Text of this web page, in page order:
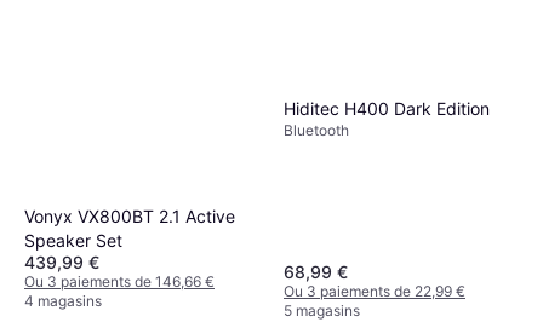
Vonyx VX800BT 2.1 Active
Speaker Set
439,99 €
Ou 3 paiements de 146,66 €
4 magasins
Hiditec H400 Dark Edition
Bluetooth
68,99 €
Ou 3 paiements de 22,99 €
5 magasins